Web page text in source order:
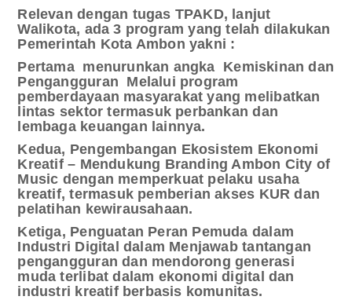
Relevan dengan tugas TPAKD, lanjut
Walikota, ada 3 program yang telah dilakukan
Pemerintah Kota Ambon yakni :
Pertama menurunkan angka Kemiskinan dan
Pengangguran Melalui program
pemberdayaan masyarakat yang melibatkan
lintas sektor termasuk perbankan dan
lembaga keuangan lainnya.
Kedua, Pengembangan Ekosistem Ekonomi
Kreatif – Mendukung Branding Ambon City of
Music dengan memperkuat pelaku usaha
kreatif, termasuk pemberian akses KUR dan
pelatihan kewirausahaan.
Ketiga, Penguatan Peran Pemuda dalam
Industri Digital dalam Menjawab tantangan
pengangguran dan mendorong generasi
muda terlibat dalam ekonomi digital dan
industri kreatif berbasis komunitas.